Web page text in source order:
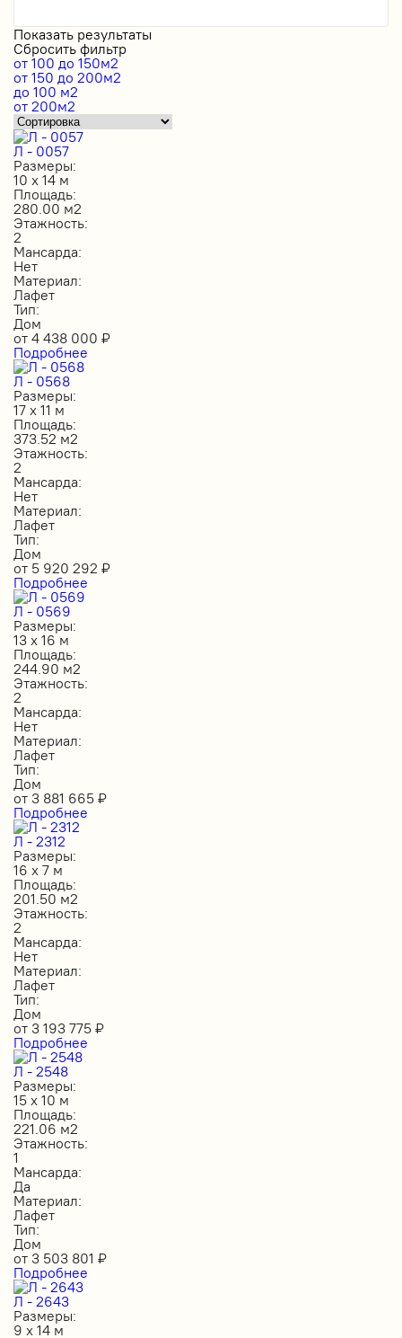
Показать результаты
Сбросить фильтр
от 100 до 150м2
от 150 до 200м2
до 100 м2
от 200м2
Л - 0057
Размеры:
10 х 14 м
Площадь:
280.00 м2
Этажность:
2
Мансарда:
Нет
Материал:
Лафет
Тип:
Дом
от 4 438 000 ₽
Подробнее
Л - 0568
Размеры:
17 х 11 м
Площадь:
373.52 м2
Этажность:
2
Мансарда:
Нет
Материал:
Лафет
Тип:
Дом
от 5 920 292 ₽
Подробнее
Л - 0569
Размеры:
13 х 16 м
Площадь:
244.90 м2
Этажность:
2
Мансарда:
Нет
Материал:
Лафет
Тип:
Дом
от 3 881 665 ₽
Подробнее
Л - 2312
Размеры:
16 х 7 м
Площадь:
201.50 м2
Этажность:
2
Мансарда:
Нет
Материал:
Лафет
Тип:
Дом
от 3 193 775 ₽
Подробнее
Л - 2548
Размеры:
15 х 10 м
Площадь:
221.06 м2
Этажность:
1
Мансарда:
Да
Материал:
Лафет
Тип:
Дом
от 3 503 801 ₽
Подробнее
Л - 2643
Размеры:
9 х 14 м